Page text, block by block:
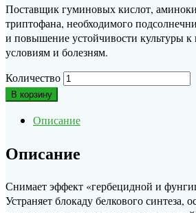
Поставщик гуминовых кислот,
триптофана, необходимого
и повышение устойчивости культуры
условиям и болезням.
Количество
В корзину
Описание
Описание
Снимает эффект «гербецидной и
Устраняет блокаду белкового синтеза,